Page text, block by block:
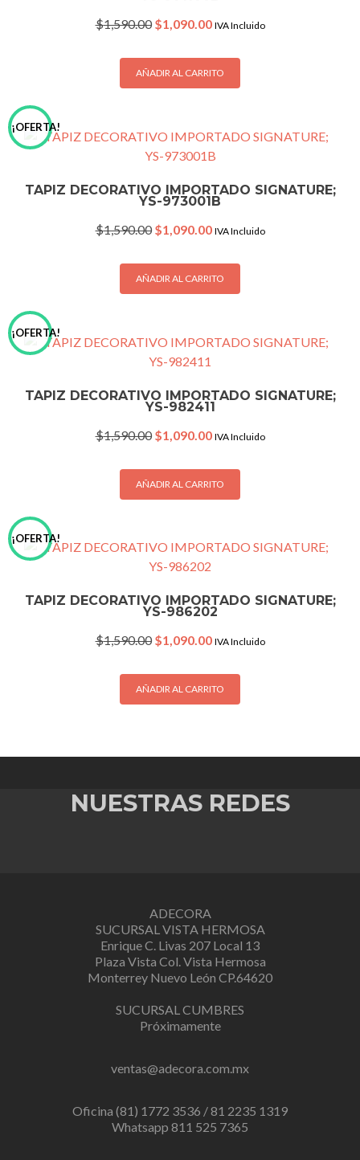
$1,590.00 Original
was:
$1,590.00.
$1,090.00Current
is:
$1,090.00.
IVA Incluido
AÑADIR AL CARRITO
¡OFERTA!
TAPIZ DECORATIVO IMPORTADO SIGNATURE;
YS-973001B
$1,590.00 Original
was:
$1,590.00.
$1,090.00Current
is:
$1,090.00.
IVA Incluido
AÑADIR AL CARRITO
¡OFERTA!
TAPIZ DECORATIVO IMPORTADO SIGNATURE;
YS-982411
$1,590.00 Original
was:
$1,590.00.
$1,090.00Current
is:
$1,090.00.
IVA Incluido
AÑADIR AL CARRITO
¡OFERTA!
TAPIZ DECORATIVO IMPORTADO SIGNATURE;
YS-986202
$1,590.00 Original
was:
$1,590.00.
$1,090.00Current
is:
$1,090.00.
IVA Incluido
AÑADIR AL CARRITO
NUESTRAS REDES
ADECORA
SUCURSAL VISTA HERMOSA
Enrique C. Livas 207 Local 13
Plaza Vista Col. Vista Hermosa
Monterrey Nuevo León CP.64620
SUCURSAL CUMBRES
Próximamente
ventas@adecora.com.mx
Oficina (81) 1772 3536 / 81 2235 1319
Whatsapp 811 525 7365